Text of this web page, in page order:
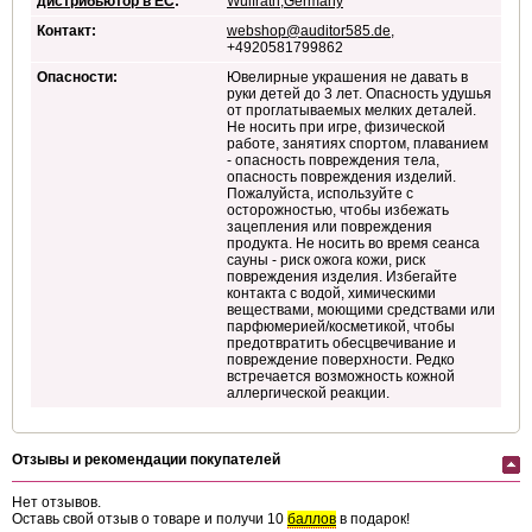
Контакт:
webshop@auditor585.de,
+4920581799862
Опасности:
Ювелирные украшения не давать в
руки детей до 3 лет. Опасность удушья
от проглатываемых мелких деталей.
Не носить при игре, физической
работе, занятиях спортом, плаванием
- опасность повреждения тела,
опасность повреждения изделий.
Пожалуйста, используйте с
осторожностью, чтобы избежать
зацепления или повреждения
продукта. Не носить во время сеанса
сауны - риск ожога кожи, риск
повреждения изделия. Избегайте
контакта с водой, химическими
веществами, моющими средствами или
парфюмерией/косметикой, чтобы
предотвратить обесцвечивание и
повреждение поверхности. Редко
встречается возможность кожной
аллергической реакции.
Отзывы и рекомендации покупателей
Нет отзывов.
Оставь свой отзыв о товаре и получи 10 баллов в подарок!